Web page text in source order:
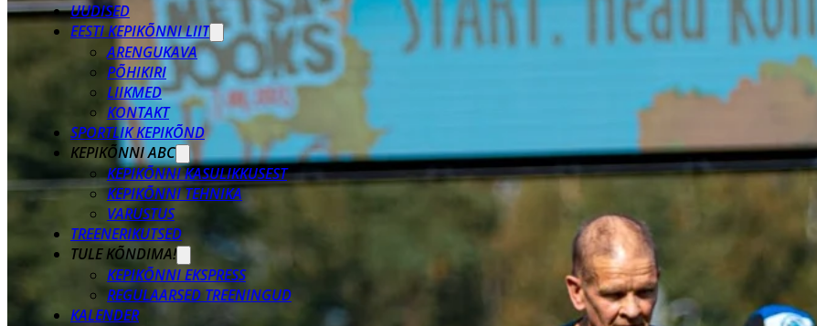
UUDISED
EESTI KEPIKÕNNI LIIT
ARENGUKAVA
PÕHIKIRI
LIIKMED
KONTAKT
SPORTLIK KEPIKÕND
KEPIKÕNNI ABC
KEPIKÕNNI KASULIKKUSEST
KEPIKÕNNI TEHNIKA
VARUSTUS
TREENERIKUTSED
TULE KÕNDIMA!
KEPIKÕNNI EKSPRESS
REGULAARSED TREENINGUD
KALENDER